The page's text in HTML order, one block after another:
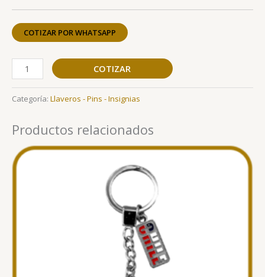
COTIZAR POR WHATSAPP
COTIZAR
Categoría: Llaveros - Pins - Insignias
Productos relacionados